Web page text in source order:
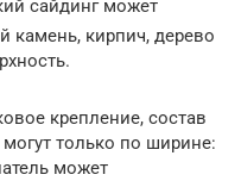
сайдинг может
камень, кирпич, дерево
крепление, состав
только по ширине:
может